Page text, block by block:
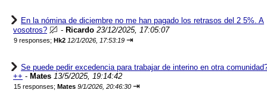
En la nómina de diciembre no me han pagado los retrasos del 2 5%. A
vosotros?
- Ricardo 23/12/2025, 17:05:07
9 responses; Hk2 12/1/2026, 17:53:19 ⇥
Se puede pedir excedencia para trabajar de interino en otra
++ - Mates 13/5/2025, 19:14:42
15 responses; Mates 9/1/2026, 20:46:30 ⇥